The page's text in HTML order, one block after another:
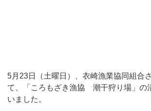
5月23日（土曜日）、衣崎漁業協同組合
て、「ころもざき漁協 潮干狩り場」の
いました。